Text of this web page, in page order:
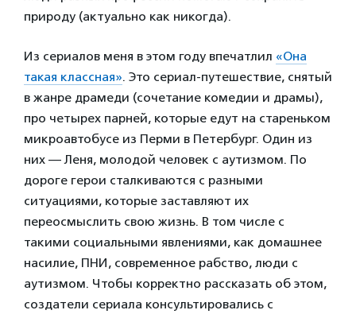
природу (актуально как никогда).
Из сериалов меня в этом году впечатлил «Она
такая классная». Это сериал-путешествие, снятый
в жанре драмеди (сочетание комедии и драмы),
про четырех парней, которые едут на стареньком
микроавтобусе из Перми в Петербург. Один из
них — Леня, молодой человек с аутизмом. По
дороге герои сталкиваются с разными
ситуациями, которые заставляют их
переосмыслить свою жизнь. В том числе с
такими социальными явлениями, как домашнее
насилие, ПНИ, современное рабство, люди с
аутизмом. Чтобы корректно рассказать об этом,
создатели сериала консультировались с